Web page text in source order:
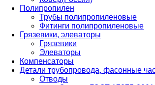
Полипропилен
Трубы полипропиленовые
Фитинги полипропиленовые
Грязевики, элеваторы
Грязевики
Элеваторы
Компенсаторы
Детали трубопровода, фасонные
Отводы